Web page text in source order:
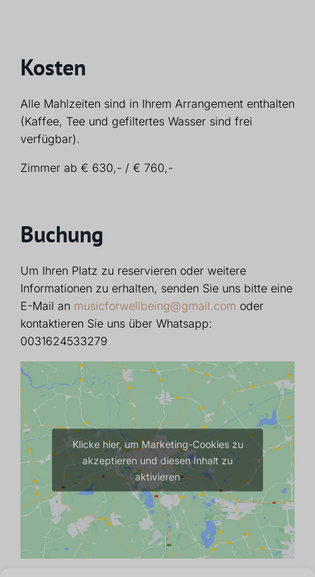
Kosten
Alle Mahlzeiten sind in Ihrem Arrangement enthalten
(Kaffee, Tee und gefiltertes Wasser sind frei
verfügbar).
Zimmer ab € 630,- / € 760,-
Buchung
Um Ihren Platz zu reservieren oder weitere
Informationen zu erhalten, senden Sie uns bitte eine
E-Mail an musicforwellbeing@gmail.com oder
kontaktieren Sie uns über Whatsapp:
0031624533279
Klicke hier, um Marketing-Cookies zu
akzeptieren und diesen Inhalt zu
aktivieren